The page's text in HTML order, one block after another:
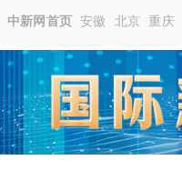
中新网首页 安徽 北京 重庆